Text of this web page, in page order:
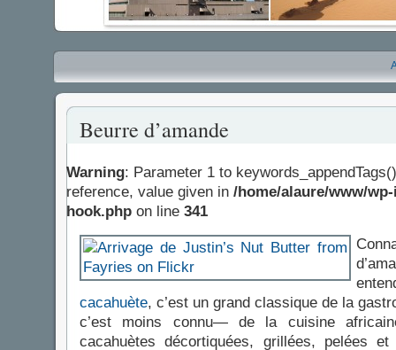
Beurre d’amande
Warning: Parameter 1 to
reference, value given in /home/alaure/www/
hook.php on line 341
cacahuète, c’est un grand classique de la
c’est moins connu— de la cuisine
cacahuètes décortiquées, grillées, pelées